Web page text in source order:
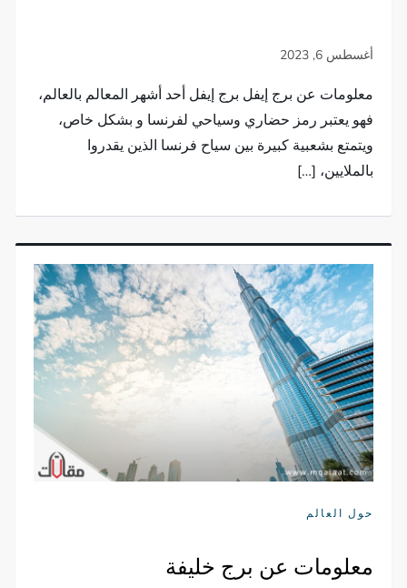
معلومات عن برج إيفل برج إيفل أحد أشهر المعالم بالعالم،
فهو يعتبر رمز حضاري وسياحي لفرنسا و بشكل خاص،
ويتمتع بشعبية كبيرة بين سياح فرنسا الذين يقدروا
بالملايين، […]
حول العالم
معلومات عن برج خليفة